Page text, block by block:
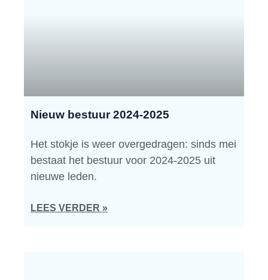
Nieuw bestuur 2024-2025
Het stokje is weer overgedragen: sinds mei
bestaat het bestuur voor 2024-2025 uit
nieuwe leden.
LEES VERDER »